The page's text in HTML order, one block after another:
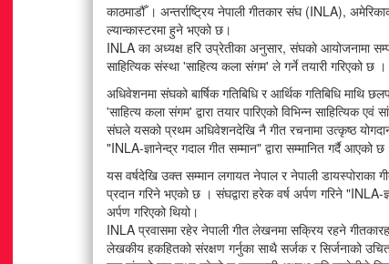
काठमाडौँ । अन्तर्राष्ट्रिय नेपाली गीतकार संघ (INLA),
ल्यान्कास्टरमा हुने भएको छ।
INLA का अध्यक्ष हरि उप्रेतीका अनुसार, संघको आयोजनामा
साहित्यिक संस्था 'साहित्य कला संगम' ले गर्ने तयारी गरिएको छ ।
अधिवेशनमा संघको बार्षिक गतिबिधि र आर्थिक गतिबिधि माथि
'साहित्य कला संगम' द्वारा तयार पारिएको विभिन्न साहित्यिक
संघले यसको प्रथम अधिवेशनदेखि नै गीत रचनामा उत्कृष्ठ
"INLA-ज्ञानेन्द्र गदाल गीत सम्मान" द्वारा सम्मानित गर्दै आएको
यस वर्षदेखि उक्त सम्मान लगायत नेपाल र नेपाली डायस्पोराका
प्रदान गरिने भएको छ । संघद्वारा हरेक वर्ष अर्पण गरिने "INLA-
अर्पण गरिएको थियो।
INLA प्रवासमा रहेर नेपाली गीत लेखनमा सक्रिय रहने
लेखकीय हकहितको संरक्षण गर्नुका साथै सर्जक र सिर्जनाको
नेपालका देव जैसवाल बने ‘टुरिज्म एम्बासडर
२०२६’ किड्स मेल ग्रान्ड विनर, विश्व मञ्चमा